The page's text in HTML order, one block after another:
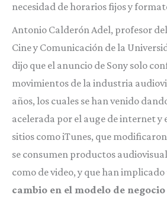
necesidad de horarios fijos y
Antonio Calderón Adel, profesor
Cine y Comunicación de la
dijo que el anuncio de Sony solo
movimientos de la industria
años, los cuales se han venido
acelerada por el auge de internet y
sitios como iTunes, que
se consumen productos
como de video, y que han
cambio en el modelo de negocio